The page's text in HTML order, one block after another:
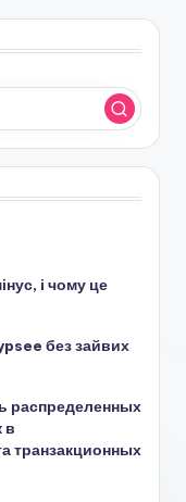
і чому це
без зайвих
распределенных
в
транзакционных